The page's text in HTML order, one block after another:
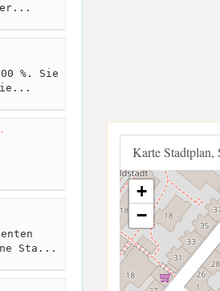
%. Sie
Sta...
Karte Stadtplan,
+
−